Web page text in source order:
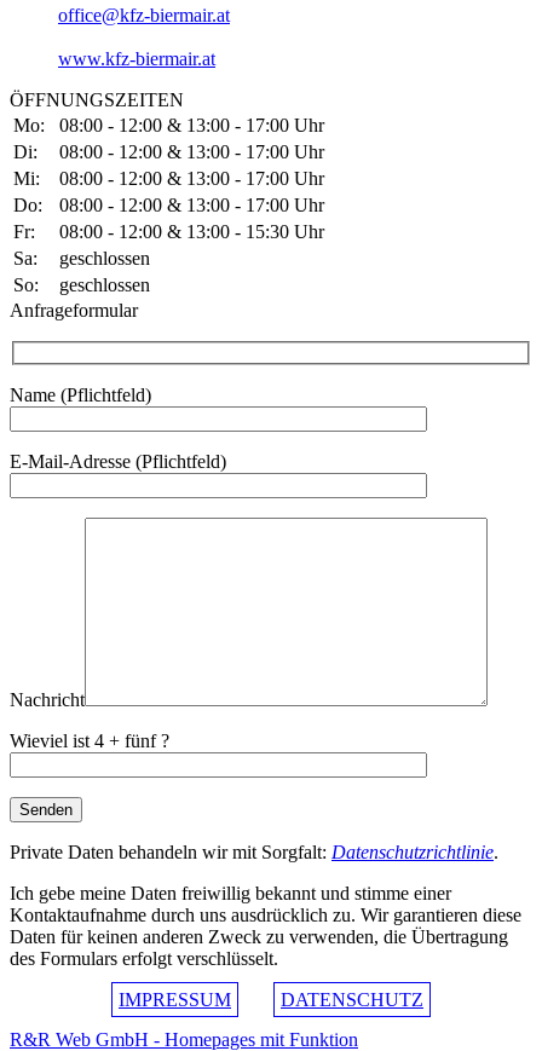
office@kfz-biermair.at
www.kfz-biermair.at
ÖFFNUNGSZEITEN
Mo:
08:00 - 12:00 & 13:00 - 17:00 Uhr
Di:
08:00 - 12:00 & 13:00 - 17:00 Uhr
Mi:
08:00 - 12:00 & 13:00 - 17:00 Uhr
Do:
08:00 - 12:00 & 13:00 - 17:00 Uhr
Fr:
08:00 - 12:00 & 13:00 - 15:30 Uhr
Sa:
geschlossen
So:
geschlossen
Anfrageformular
Name (Pflichtfeld)
Bitte lasse dieses Feld leer.
E-Mail-Adresse (Pflichtfeld)
Nachricht
Wieviel ist 4 + fünf ?
Private Daten behandeln wir mit Sorgfalt: Datenschutzrichtlinie.
Ich gebe meine Daten freiwillig bekannt und stimme einer
Kontaktaufnahme durch uns ausdrücklich zu. Wir garantieren diese
Daten für keinen anderen Zweck zu verwenden, die Übertragung
des Formulars erfolgt verschlüsselt.
IMPRESSUM
DATENSCHUTZ
R&R Web GmbH - Homepages mit Funktion